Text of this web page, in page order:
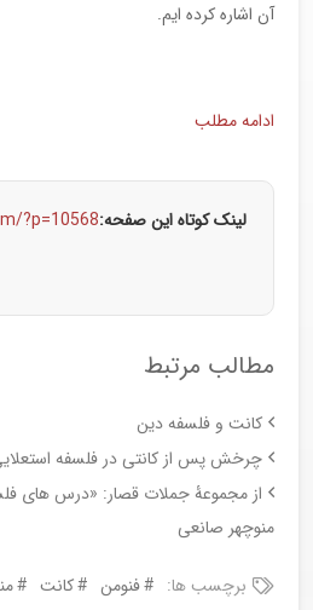
آن اشاره کرده ایم.
ادامه مطلب
لینک کوتاه این صفحه:?p=10568
مطالب مرتبط
کانت و فلسفه دین
چرخش پس از کانتی در فلسفه
از مجموعۀ جملات قصار: «درس های
منوچهر صانعی
برچسب ها: فنومن کانت